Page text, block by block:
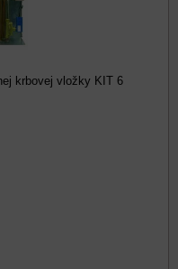
krbovej vložky KIT 6